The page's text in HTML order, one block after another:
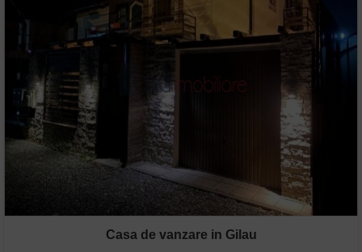
Casa de vanzare in Gilau